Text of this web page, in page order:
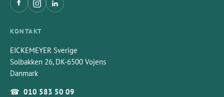
KONTAKT
EICKEMEYER Sverige
Solbakken 26, DK-6500 Vojens
Danmark
☎ 010 583 50 09